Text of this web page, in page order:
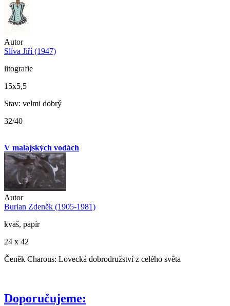
Autor
Slíva Jiří (1947)
litografie
15x5,5
Stav: velmi dobrý
32/40
V malajských vodách
Autor
Burian Zdeněk (1905-1981)
kvaš, papír
24 x 42
Čeněk Charous: Lovecká dobrodružství z celého světa
Doporučujeme: